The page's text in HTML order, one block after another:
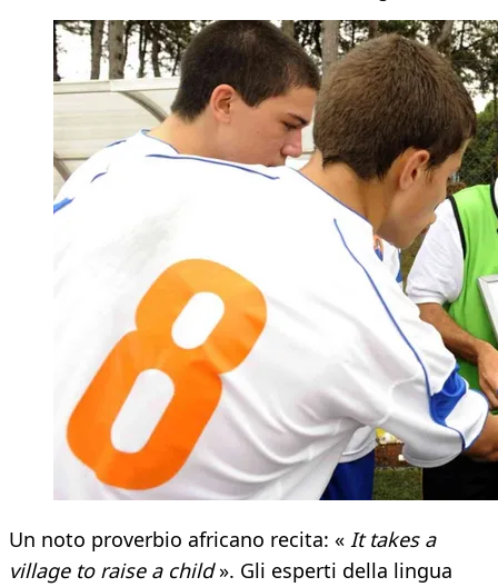
Un noto proverbio africano recita: « It takes a
village to raise a child». Gli esperti della lingua